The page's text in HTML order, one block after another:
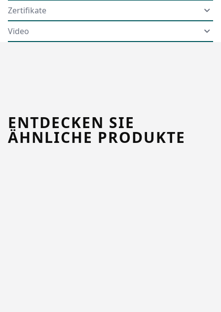
Zertifikate
Video
ENTDECKEN SIE
ÄHNLICHE PRODUKTE